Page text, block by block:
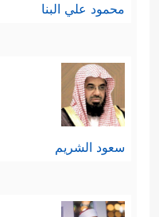
محمود علي البنا
سعود الشريم